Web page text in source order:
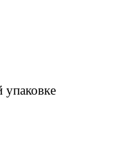
упаковке